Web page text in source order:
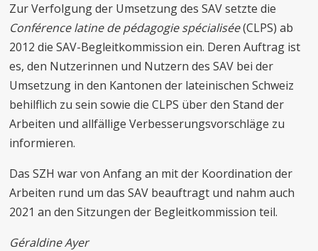
Zur Verfolgung der Umsetzung des SAV setzte die
Conférence latine de pédagogie spécialisée(CLPS) ab
2012 die SAV-Begleitkommission ein. Deren Auftrag ist
es, den Nutzerinnen und Nutzern des SAV bei der
Umsetzung in den Kantonen der lateinischen Schweiz
behilflich zu sein sowie die CLPS über den Stand der
Arbeiten und allfällige Verbesserungsvorschläge zu
informieren.
Das SZH war von Anfang an mit der Koordination der
Arbeiten rund um das SAV beauftragt und nahm auch
2021 an den Sitzungen der Begleitkommission teil.
Géraldine Ayer